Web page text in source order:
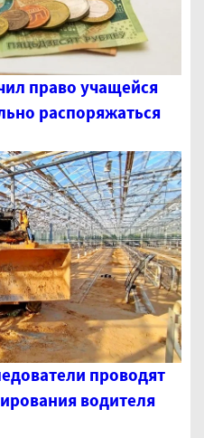
право учащейся
распоряжаться
проводят
водителя